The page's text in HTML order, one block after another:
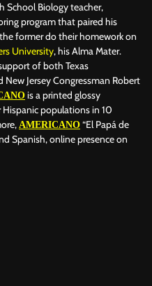
School Biology teacher,
program that paired his
former do their homework on
University, his Alma Mater.
of both Texas
Jersey Congressman Robert
is a printed glossy
populations in 10
AMERICANO “El Papá de
Spanish, online presence on